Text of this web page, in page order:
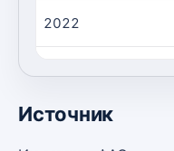
2022
Источник